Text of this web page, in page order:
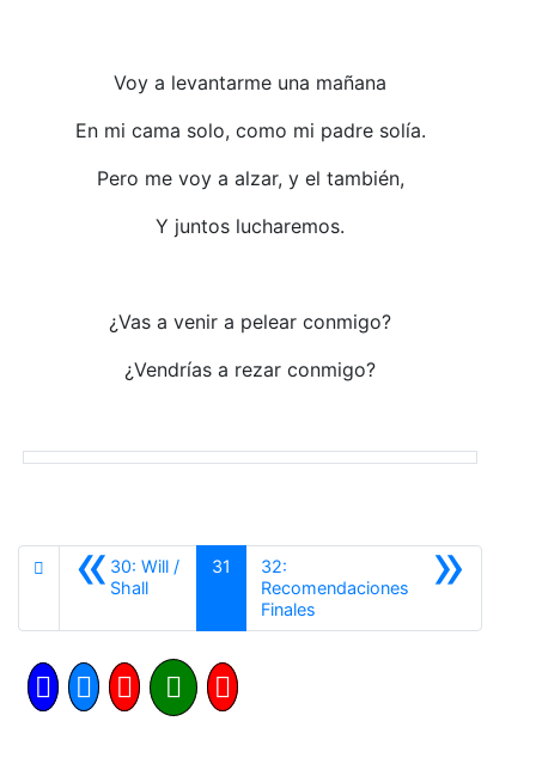
Voy a levantarme una mañana
En mi cama solo, como mi padre solía.
Pero me voy a alzar, y el también,
Y juntos lucharemos.
¿Vas a venir a pelear conmigo?
¿Vendrías a rezar conmigo?
«30: Will /
ShallAnterior
31 »
32:
Recomendaciones
Finales